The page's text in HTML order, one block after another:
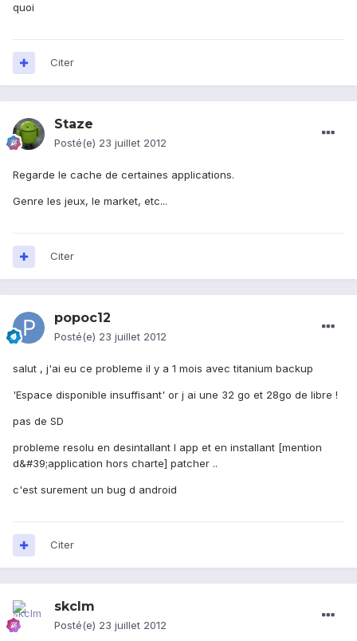
quoi
Citer
Staze
Posté(e) 23 juillet 2012
Regarde le cache de certaines applications.
Genre les jeux, le market, etc...
Citer
popoc12
Posté(e) 23 juillet 2012
salut , j'ai eu ce probleme il y a 1 mois avec titanium backup
'Espace disponible insuffisant' or j ai une 32 go et 28go de libre !
pas de SD
probleme resolu en desintallant l app et en installant [mention
d&#39;application hors charte] patcher ..
c'est surement un bug d android
Citer
skclm
Posté(e) 23 juillet 2012